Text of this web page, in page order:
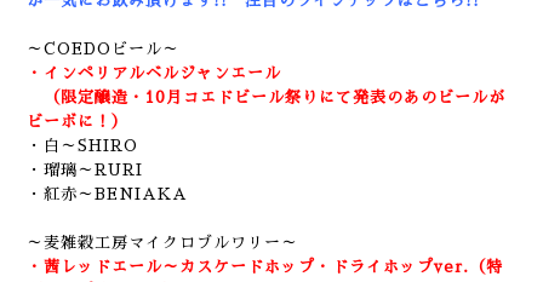
～COEDOビール～
・インペリアルベルジャンエール
（限定醸造・10月コエドビール祭りにて発表のあのビールが
ビーボに！）
・白～SHIRO
・瑠璃～RURI
・紅赤～BENIAKA
～麦雑穀工房マイクロブルワリー～
・茜レッドエール～カスケードホップ・ドライホップver.（特